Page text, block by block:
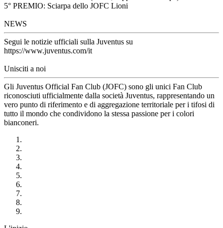
5° PREMIO: Sciarpa dello JOFC Lioni
NEWS
Segui le notizie ufficiali sulla Juventus su
https://www.juventus.com/it
Unisciti a noi
Gli Juventus Official Fan Club (JOFC) sono gli unici Fan Club
riconosciuti ufficialmente dalla società Juventus, rappresentando un
vero punto di riferimento e di aggregazione territoriale per i tifosi di
tutto il mondo che condividono la stessa passione per i colori
bianconeri.